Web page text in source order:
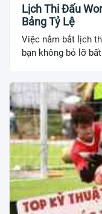
Lịch Thi Đấu
Bảng Tỷ Lệ
Việc nắm bắt lịch
bạn không bỏ lỡ